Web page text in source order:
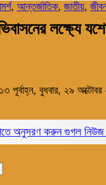
, আন্তর্জাতিক, জাতীয়,
লক্ষ্যে
বুধবার, ২৯
অনুসরণ করুনগুগল